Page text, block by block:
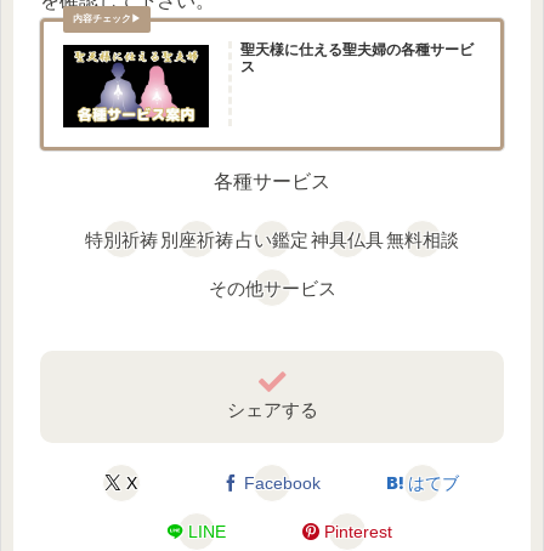
聖天様に仕える聖夫婦の各種サービ
ス
各種サービス
特別祈祷別座祈祷占い鑑定神具仏具無料相談
その他サービス
シェアする
X Facebook はてブ
LINE Pinterest